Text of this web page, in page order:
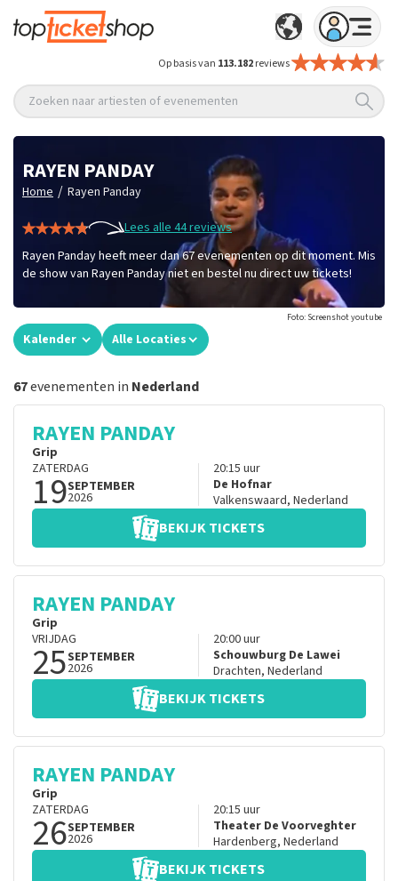
Op basis van 113.182reviews
Zoeken naar artiesten of evenementen
RAYEN PANDAY
Home / Rayen Panday
Lees alle 44 reviews
Rayen Panday heeft meer dan 67 evenementen op dit moment. Mis
de show van Rayen Panday niet en bestel nu direct uw tickets!
Foto: Screenshot youtube
Kalender Alle Locaties
67evenementen in Nederland
RAYEN PANDAY
Grip
ZATERDAG
19SEPTEMBER
2026
20:15 uur
De Hofnar
Valkenswaard, Nederland
BEKIJK TICKETS
RAYEN PANDAY
Grip
VRIJDAG
25SEPTEMBER
2026
20:00uur
Schouwburg De Lawei
Drachten, Nederland
BEKIJK TICKETS
RAYEN PANDAY
Grip
ZATERDAG
26SEPTEMBER
2026
20:15 uur
Theater De Voorveghter
Hardenberg, Nederland
BEKIJK TICKETS